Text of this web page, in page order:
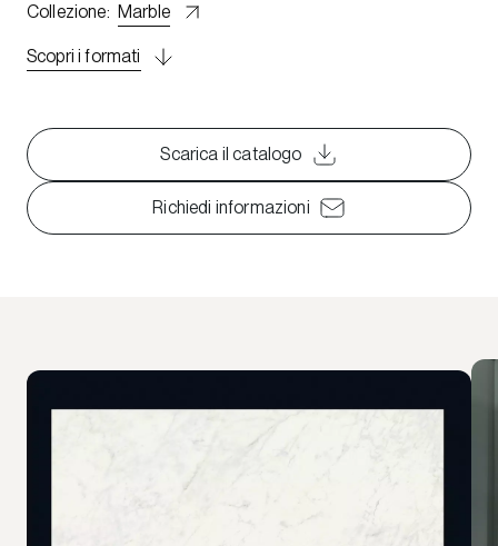
Collezione: Marble
Scopri i formati
Scarica il catalogo
Richiedi informazioni